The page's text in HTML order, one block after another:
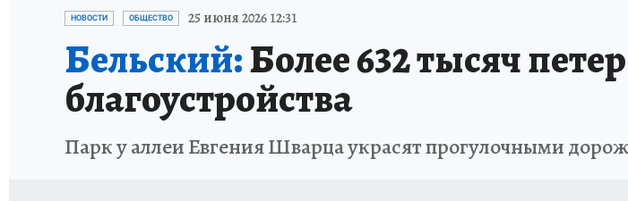
ПЕТЕРБУРГСКАЯ СТРОЙКА
НОВОСТИ ОБЩЕСТВО 25 июня 2026 12:31
Бельский:Более 632 тысяч
благоустройства
Парк у аллеи Евгения Шварца украсят прогулочными